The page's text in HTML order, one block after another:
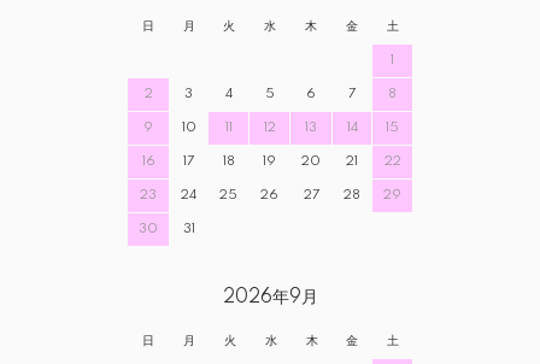
日 月 火 水 木 金 土
1
2 3 4 5 6 7 8
9 10 11 12 13 14 15
16 17 18 19 20 21 22
23 24 25 26 27 28 29
30 31
2026年9月
日 月 火 水 木 金 土